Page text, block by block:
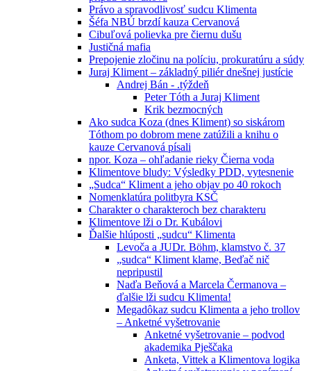
Právo a spravodlivosť sudcu Klimenta
Šéfa NBÚ brzdí kauza Cervanová
Cibuľová polievka pre čiernu dušu
Justičná mafia
Prepojenie zločinu na políciu, prokuratúru a súdy
Juraj Kliment – základný piliér dnešnej justície
Andrej Bán - .týždeň
Peter Tóth a Juraj Kliment
Krik bezmocných
Ako sudca Koza (dnes Kliment) so siskárom
Tóthom po dobrom mene zatúžili a knihu o
kauze Cervanová písali
npor. Koza – ohľadanie rieky Čierna voda
Klimentove bludy: Výsledky PDD, vytesnenie
„Sudca“ Kliment a jeho objav po 40 rokoch
Nomenklatúra politbyra KSČ
Charakter o charakteroch bez charakteru
Klimentove lži o Dr. Kubálovi
Ďalšie hlúposti „sudcu“ Klimenta
Levoča a JUDr. Böhm, klamstvo č. 37
„sudca“ Kliment klame, Beďač nič
nepripustil
Naďa Beňová a Marcela Čermanova –
ďalšie lži sudcu Klimenta!
Megadôkaz sudcu Klimenta a jeho trollov
– Anketné vyšetrovanie
Anketné vyšetrovanie – podvod
akademika Pješčaka
Anketa, Vittek a Klimentova logika